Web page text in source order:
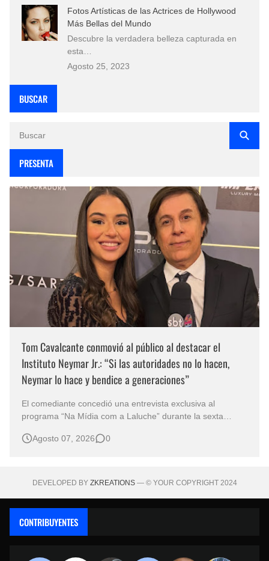
Fotos Artísticas de las Actrices de Hollywood
Más Bellas del Mundo
Descubre la verdadera belleza capturada en
esta…
Agosto 25, 2023
BUSCAR
PRESENTA
Tom Cavalcante conmovió al público al destacar el
Instituto Neymar Jr.: “Si las autoridades no lo hacen,
Neymar lo hace y bendice a generaciones”
El comediante concedió una entrevista exclusiva al
programa “Na Mídia com a Laluche” durante la sexta
eventos benéficos más importantes de Brasil. En medio del
Agosto 07, 2026 0
DEVELOPED BY ZKREATIONS— © YOUR COPYRIGHT 2024
CONTRIBUYENTES